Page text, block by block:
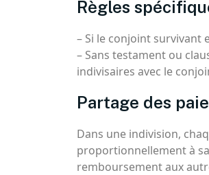
Règles
– Si le conjoint survivant
– Sans testament ou
indivisaires avec le
Partage des
Dans une indivision,
proportionnellement à
remboursement aux